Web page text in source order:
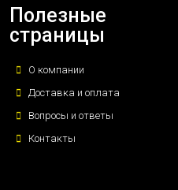
Полезные
страницы
О компании
Доставка и оплата
Вопросы и ответы
Контакты